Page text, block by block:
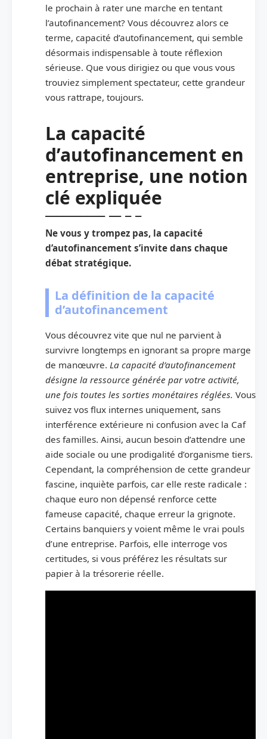
le prochain à rater une marche en tentant
l’autofinancement? Vous découvrez alors ce
terme, capacité d’autofinancement, qui semble
désormais indispensable à toute réflexion
sérieuse. Que vous dirigiez ou que vous vous
trouviez simplement spectateur, cette grandeur
vous rattrape, toujours.
La capacité
d’autofinancement en
entreprise, une notion
clé expliquée
Ne vous y trompez pas, la capacité
d’autofinancement s’invite dans chaque
débat stratégique.
La définition de la capacité
d’autofinancement
Vous découvrez vite que nul ne parvient à
survivre longtemps en ignorant sa propre marge
de manœuvre. La capacité d’autofinancement
désigne la ressource générée par votre activité,
une fois toutes les sorties monétaires réglées. Vous
suivez vos flux internes uniquement, sans
interférence extérieure ni confusion avec la Caf
des familles. Ainsi, aucun besoin d’attendre une
aide sociale ou une prodigalité d’organisme tiers.
Cependant, la compréhension de cette grandeur
fascine, inquiète parfois, car elle reste radicale :
chaque euro non dépensé renforce cette
fameuse capacité, chaque erreur la grignote.
Certains banquiers y voient même le vrai pouls
d’une entreprise. Parfois, elle interroge vos
certitudes, si vous préférez les résultats sur
papier à la trésorerie réelle.